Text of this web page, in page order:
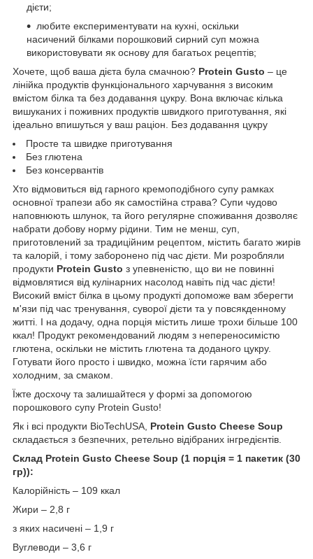
дієти;
любите експериментувати на кухні, оскільки
насичений білками порошковий сирний суп можна
використовувати як основу для багатьох рецептів;
Хочете, щоб ваша дієта була смачною? Protein Gusto – це
лінійка продуктів функціонального харчування з високим
вмістом білка та без додавання цукру. Вона включає кілька
вишуканих і поживних продуктів швидкого приготування, які
ідеально впишуться у ваш раціон. Без додавання цукру
Просте та швидке приготування
Без глютена
Без консервантів
Хто відмовиться від гарного кремоподібного супу рамках
основної трапези або як самостійна страва? Супи чудово
наповнюють шлунок, та його регулярне споживання дозволяє
набрати добову норму рідини. Тим не менш, суп,
приготовлений за традиційним рецептом, містить багато жирів
та калорій, і тому заборонено під час дієти. Ми розробляли
продукти Protein Gusto з упевненістю, що ви не повинні
відмовлятися від кулінарних насолод навіть під час дієти!
Високий вміст білка в цьому продукті допоможе вам зберегти
м'язи під час тренування, суворої дієти та у повсякденному
житті. І на додачу, одна порція містить лише трохи більше 100
ккал! Продукт рекомендований людям з непереносимістю
глютена, оскільки не містить глютена та доданого цукру.
Готувати його просто і швидко, можна їсти гарячим або
холодним, за смаком.
Їжте досхочу та залишайтеся у формі за допомогою
порошкового супу Protein Gusto!
Як і всі продукти BioTechUSA, Protein Gusto Cheese Soup
складається з безпечних, ретельно відібраних інгредієнтів.
Склад Protein Gusto Cheese Soup (1 порція = 1 пакетик (30
гр)):
Калорійність – 109 ккал
Жири – 2,8 г
з яких насичені – 1,9 г
Вуглеводи – 3,6 г